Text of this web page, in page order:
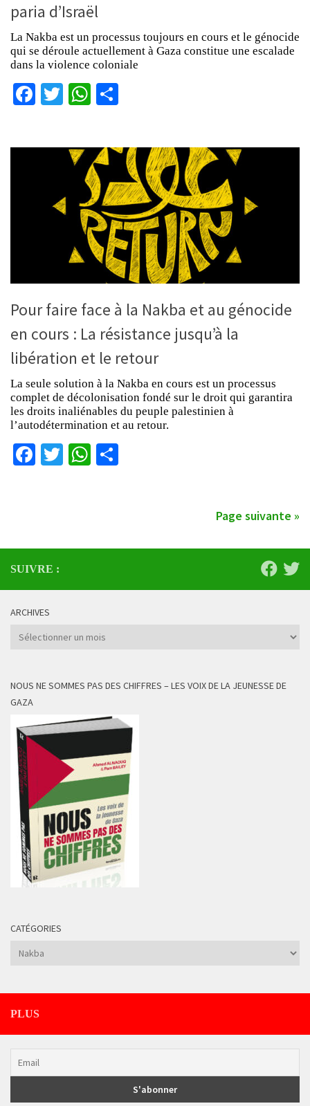
paria d’Israël
La Nakba est un processus toujours en cours et le génocide
qui se déroule actuellement à Gaza constitue une escalade
dans la violence coloniale
Facebook
TwitterWhatsApp
Pour faire face à la Nakba et au génocide
en cours : La résistance jusqu’à la
libération et le retour
La seule solution à la Nakba en cours est un processus
complet de décolonisation fondé sur le droit qui garantira
les droits inaliénables du peuple palestinien à
l’autodétermination et au retour.
Facebook
TwitterWhatsApp
Page suivante »
SUIVRE :
ARCHIVES
Archives
NOUS NE SOMMES PAS DES CHIFFRES – LES VOIX DE LA JEUNESSE DE
GAZA
CATÉGORIES
Catégories
PLUS